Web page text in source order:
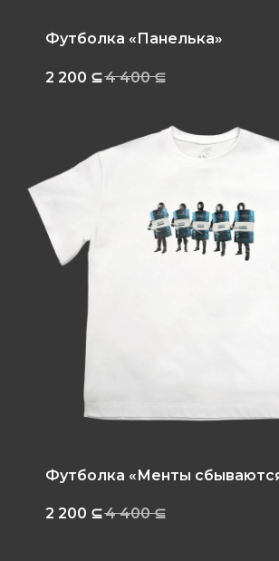
Футболка «Панелька»
2 200 ⊆4 400 ⊆
Футболка «Менты
2 200 ⊆4 400 ⊆